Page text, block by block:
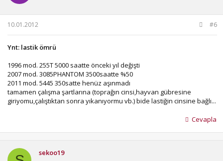
10.01.2012 #6
Ynt: lastik ömrü
1996 mod. 255T 5000 saatte önceki yıl değişti
2007 mod. 3085PHANTOM 3500saatte %50
2011 mod. 5445 350satte henüz aşınmadı
tamamen çalışma şartlarına (toprağın cinsi,hayvan gübresine
giriyomu,çalıştıktan sonra yıkanıyormu vb.) bide lastiğin cinsine bağlı...
Cevapla
sekoo19